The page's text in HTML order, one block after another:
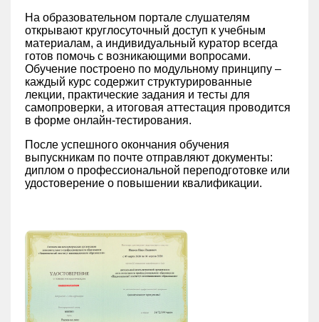
На образовательном портале слушателям
открывают круглосуточный доступ к учебным
материалам, а индивидуальный куратор всегда
готов помочь с возникающими вопросами.
Обучение построено по модульному принципу –
каждый курс содержит структурированные
лекции, практические задания и тесты для
самопроверки, а итоговая аттестация проводится
в форме онлайн-тестирования.
После успешного окончания обучения
выпускникам по почте отправляют документы:
диплом о профессиональной переподготовке или
удостоверение о повышении квалификации.